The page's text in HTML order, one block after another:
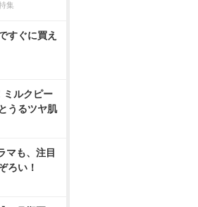
集
すぐに買え
ミルクピー
うるツヤ肌
マも、注目
ろい！